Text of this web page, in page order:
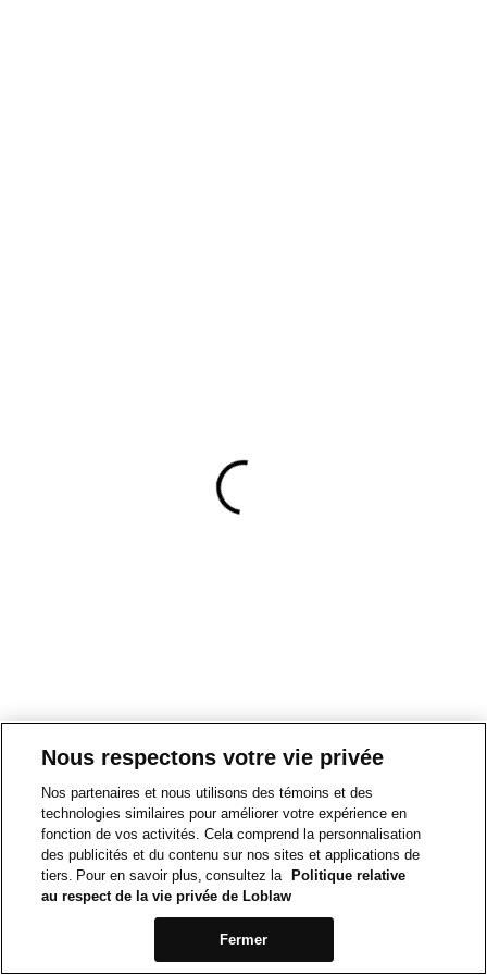
Nous respectons votre vie privée
Nos partenaires et nous utilisons des témoins et des
technologies similaires pour améliorer votre expérience en
fonction de vos activités. Cela comprend la personnalisation
des publicités et du contenu sur nos sites et applications de
tiers. Pour en savoir plus, consultez la
Politique relative
au respect de la vie privée de Loblaw
Fermer